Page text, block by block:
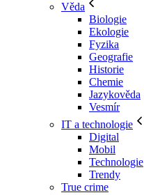
Věda
Biologie
Ekologie
Fyzika
Geografie
Historie
Chemie
Jazykověda
Vesmír
IT a technologie
Digital
Mobil
Technologie
Trendy
True crime